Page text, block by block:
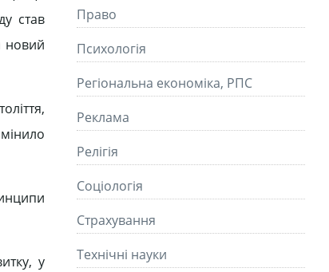
став
новий
у
Право
Психологія
Регіональна економіка, РПС
Реклама
Релігія
Соціологія
Страхування
Технічні науки